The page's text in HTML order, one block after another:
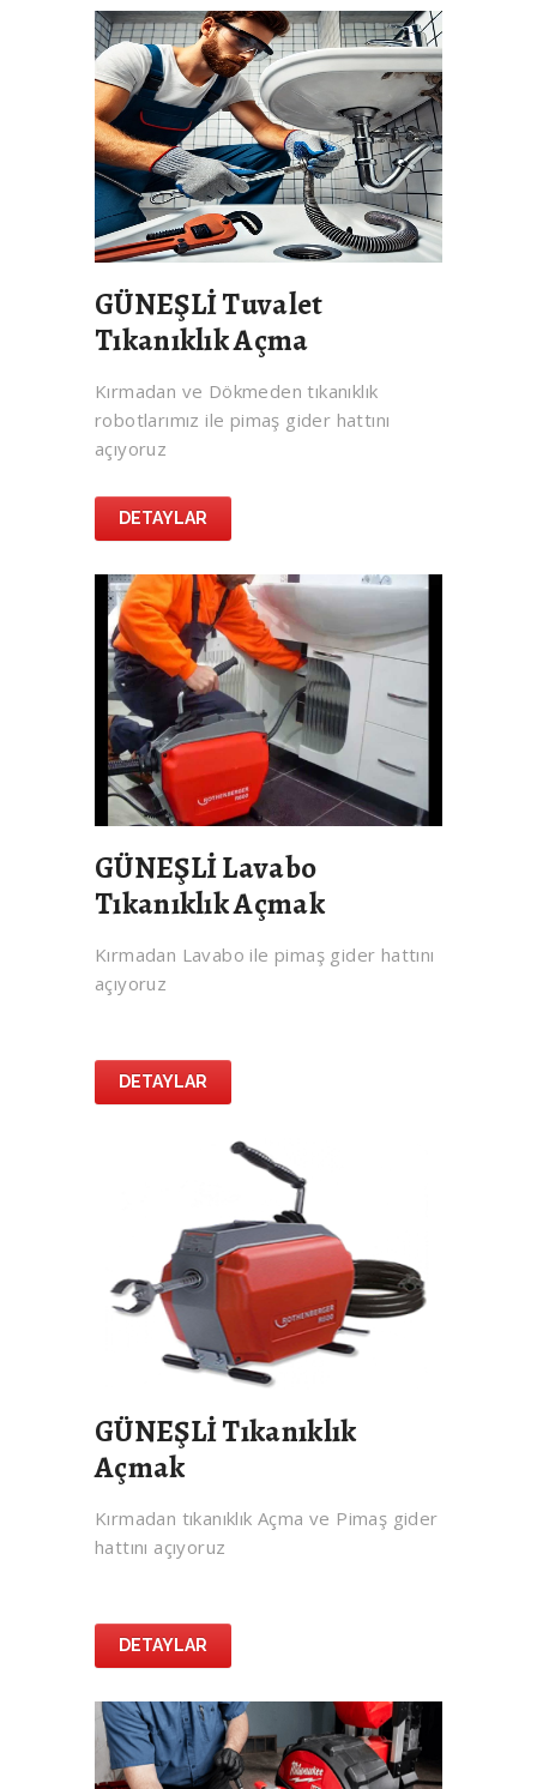
GÜNEŞLİ Tuvalet
Tıkanıklık Açma
Kırmadan ve Dökmeden tıkanıklık
robotlarımız ile pimaş gider hattını
açıyoruz
DETAYLAR
GÜNEŞLİ Lavabo
Tıkanıklık Açmak
Kırmadan Lavabo ile pimaş gider hattını
açıyoruz
DETAYLAR
GÜNEŞLİ Tıkanıklık
Açmak
Kırmadan tıkanıklık Açma ve Pimaş gider
hattını açıyoruz
DETAYLAR